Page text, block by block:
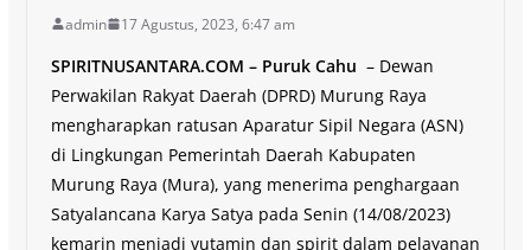
admin 17 Agustus, 2023, 6:47 am
SPIRITNUSANTARA.COM – Puruk Cahu – Dewan
Perwakilan Rakyat Daerah (DPRD) Murung Raya
mengharapkan ratusan Aparatur Sipil Negara (ASN)
di Lingkungan Pemerintah Daerah Kabupaten
Murung Raya (Mura), yang menerima penghargaan
Satyalancana Karya Satya pada Senin (14/08/2023)
kemarin menjadi vutamin dan spirit dalam pelayanan